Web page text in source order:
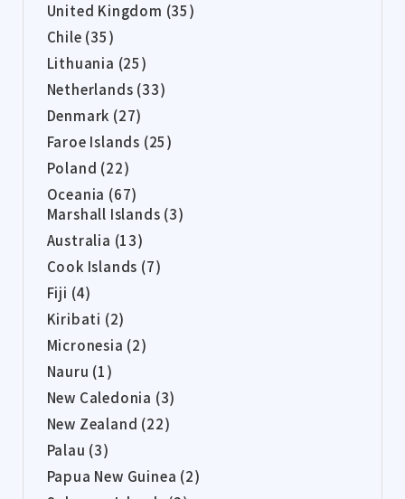
United Kingdom (35)
Chile (35)
Lithuania (25)
Netherlands (33)
Denmark (27)
Faroe Islands (25)
Poland (22)
Oceania (67)
Marshall Islands (3)
Australia (13)
Cook Islands (7)
Fiji (4)
Kiribati (2)
Micronesia (2)
Nauru (1)
New Caledonia (3)
New Zealand (22)
Palau (3)
Papua New Guinea (2)